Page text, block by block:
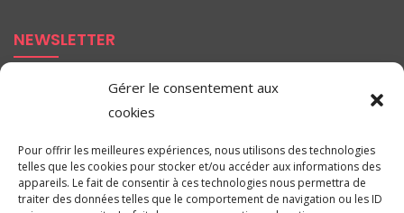
Gérer le consentement aux
cookies
Pour offrir les meilleures expériences, nous utilisons des technologies
telles que les cookies pour stocker et/ou accéder aux informations des
appareils. Le fait de consentir à ces technologies nous permettra de
traiter des données telles que le comportement de navigation ou les ID
NEWSLETTER
Inscrivez-vous pour recevoir nos nouvelles et mise à jour